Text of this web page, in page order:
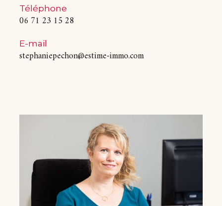
Téléphone
06 71 23 15 28
E-mail
stephaniepechon@estime-immo.com